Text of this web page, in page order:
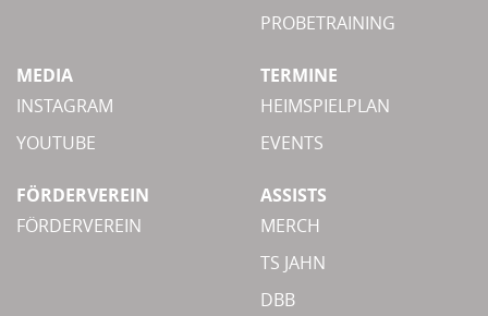
PROBETRAINING
MEDIA
INSTAGRAM
YOUTUBE
TERMINE
HEIMSPIELPLAN
EVENTS
FÖRDERVEREIN
FÖRDERVEREIN
ASSISTS
MERCH
TS JAHN
DBB